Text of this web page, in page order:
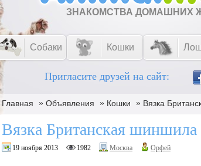
ЗНАКОМСТВА ДОМАШНИХ
Собаки Кошки
Пригласите друзей на сайт:
Главная » Объявления » Кошки » Вязка
Вязка Британская шиншила
19 ноября 2013 1982 Москва Орфей